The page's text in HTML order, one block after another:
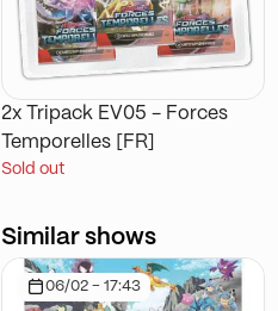
2x Tripack EV05 - Forces
Temporelles [FR]
Sold out
Similar shows
06/02 - 17:43